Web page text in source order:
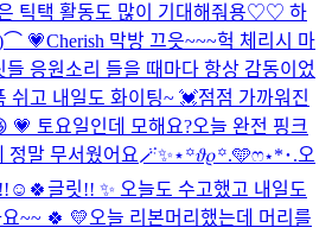
틱택 활동도 많이 기대해줘용♡♡ 하
💗Cherish 막방 끄읏~~~헉 체리시 마
응원소리 들을 때마다 항상 감동이었
쉬고 내일도 화이팅~ 💓점점 가까워진
💗 토요일인데 모해요?오늘 완전 핑크
정말 무서웠어요 🪄︎︎✨⋆꙳𝜗𝜚꙳.‬️🩵ෆ‪⋆*･.오
!!☺️🍀글릿!! ✨ 오늘도 수고했고 내일도
~~ 🍀 💛 오늘 리본머리했는데 머리를